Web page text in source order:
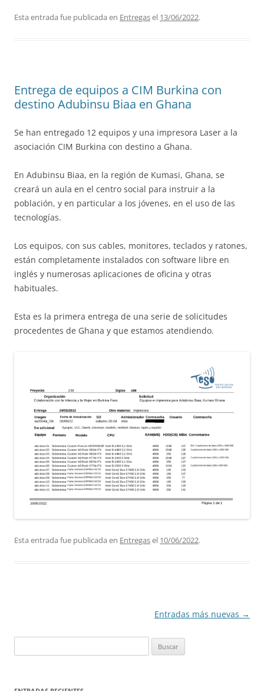
Esta entrada fue publicada en Entregasel 13/06/2022.
Entrega de equipos a CIM Burkina con
destino Adubinsu Biaa en Ghana
Se han entregado 12 equipos y una impresora Laser a la
asociación CIM Burkina con destino a Ghana.
En Adubinsu Biaa, en la región de Kumasi, Ghana, se
creará un aula en el centro social para instruir a la
población, y en particular a los jóvenes, en el uso de las
tecnologías.
Los equipos, con sus cables, monitores, teclados y ratones,
están completamente instalados con software libre en
inglés y numerosas aplicaciones de oficina y otras
habituales.
Esta es la primera entrega de una serie de solicitudes
procedentes de Ghana y que estamos atendiendo.
Esta entrada fue publicada en Entregasel 10/06/2022.
Entradas más nuevas →